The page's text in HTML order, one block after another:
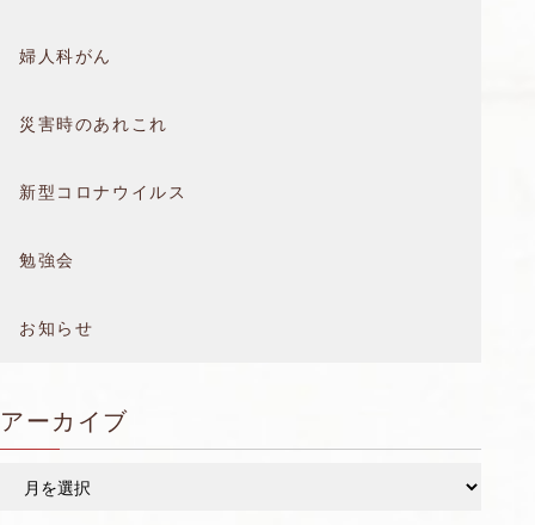
婦人科がん
災害時のあれこれ
新型コロナウイルス
勉強会
お知らせ
アーカイブ